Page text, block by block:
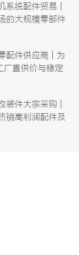
系统配件贸易 |
的大规模零部件
配件供应商 | 为
厂直供价与稳定
装件大宗采购 |
销高利润配件及